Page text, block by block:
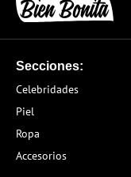
Secciones:
Celebridades
Piel
Ropa
Accesorios